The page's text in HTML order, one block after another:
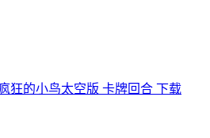
狂的小鸟太空版 卡牌回合 下载